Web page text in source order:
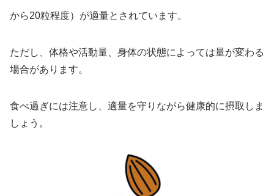
から20粒程度）が適量とされています。
ただし、体格や活動量、身体の状態によっては量が変わる
場合があります。
食べ過ぎには注意し、適量を守りながら健康的に摂取しま
しょう。